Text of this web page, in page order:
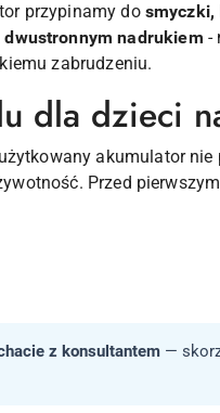
przypinamy do smyczki,
dwustronnym nadrukiem -
zabrudzeniu.
dla dzieci
akumulator
Przed
z konsultantem —